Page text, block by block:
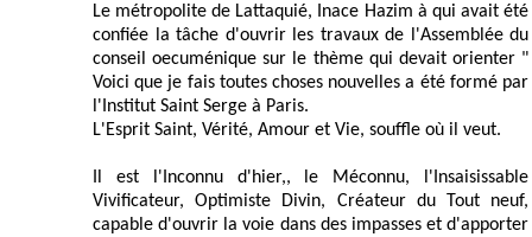
Le métropolite de Lattaquié, Inace Hazim à qui avait été
confiée la tâche d'ouvrir les travaux de l'Assemblée du
conseil oecuménique sur le thème qui devait orienter "
Voici que je fais toutes choses nouvelles a été formé par
l'Institut Saint Serge à Paris.
L'Esprit Saint, Vérité, Amour et Vie, souffle où il veut.
Il est l'Inconnu d'hier,, le Méconnu, l'Insaisissable
Vivificateur, Optimiste Divin, Créateur du Tout neuf,
capable d'ouvrir la voie dans des impasses et d'apporter